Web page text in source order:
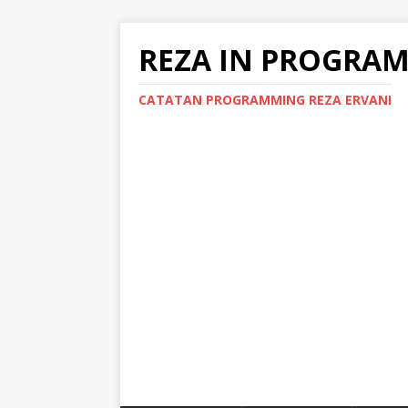
REZA IN
CATATAN PROGRAMMING REZA ERVANI